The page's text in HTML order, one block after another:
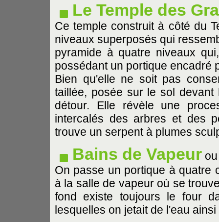
Le Temple des
Ce temple construit à côté du
niveaux superposés qui
pyramide à quatre niveaux
possédant un portique encadré
Bien qu'elle ne soit pas
taillée, posée sur le sol
détour. Elle révèle une
intercalés des arbres et des
trouve un serpent à plumes
Bains de Vapeur
On passe un portique à quatre
à la salle de vapeur où se
fond existe toujours le four
lesquelles on jetait de l'eau